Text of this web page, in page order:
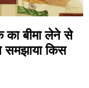
का बीमा लेने से
समझाया किस